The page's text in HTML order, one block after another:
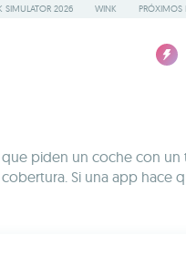
SIMULATOR 2026 WINK PRÓXIMOS
piden un coche con
Si una app hace